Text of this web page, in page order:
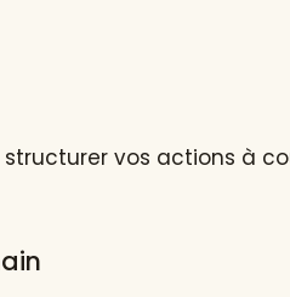
vos actions à